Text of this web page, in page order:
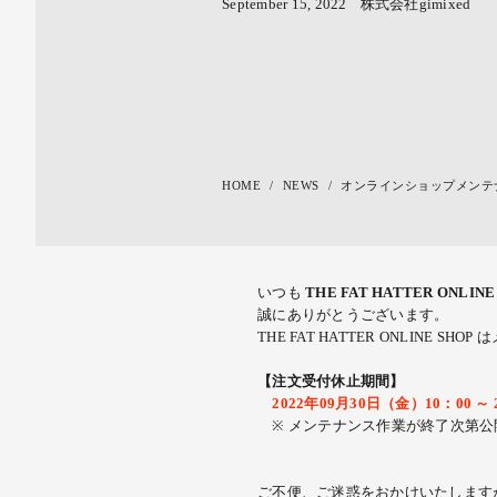
September 15, 2022 株式会社gimixed
HOME NEWS オンラインショップメン
いつも THE FAT HATTER ONLINE
誠にありがとうございます。
THE FAT HATTER ONLINE SHOP
【注文受付休止期間】
2022年09月30日（金）10：00 ～
※ メンテナンス作業が終了次第
ご不便、ご迷惑をおかけいたしま